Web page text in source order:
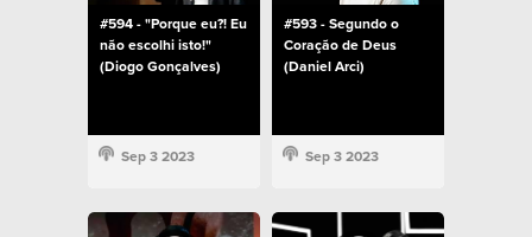
#594 - "Porque eu?! Eu
não escolhi isto!"
(Diogo Gonçalves)
Sep 3 2023
#593 - Segundo o
Coração de Deus
(Daniel Arci)
Sep 3 2023